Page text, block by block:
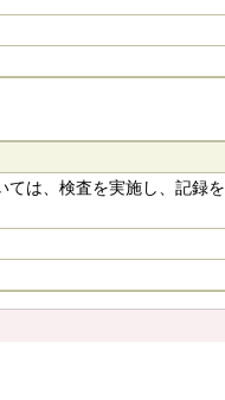
ては、検査を実施し、記録を